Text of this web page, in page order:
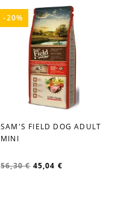
favorite_border
SAM'S FIELD DOG ADULT
MINI
56,30 € 45,04 €
-20%